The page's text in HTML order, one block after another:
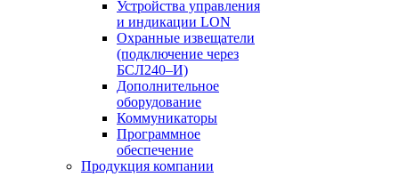
Устройства управления
и индикации LON
Охранные извещатели
(подключение через
БСЛ240–И)
Дополнительное
оборудование
Коммуникаторы
Программное
обеспечение
Продукция компании